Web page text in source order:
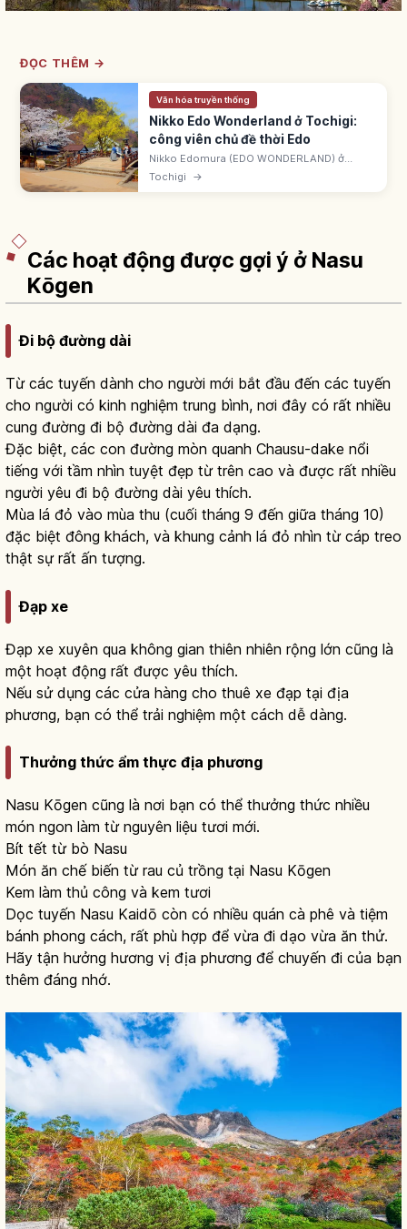
ĐỌC THÊM →
Văn hóa truyền thống
Nikko Edo Wonderland ở Tochigi:
công viên chủ đề thời Edo
Nikko Edomura (EDO WONDERLAND) ở
Tochigi là công viên chủ đề thời Edo. Tái
hiện phố thương nhân, dinh samurai, trạm
Tochigi →
Các hoạt động được gợi ý ở Nasu
Kōgen
Đi bộ đường dài
Từ các tuyến dành cho người mới bắt đầu đến các tuyến
cho người có kinh nghiệm trung bình, nơi đây có rất nhiều
cung đường đi bộ đường dài đa dạng.
Đặc biệt, các con đường mòn quanh Chausu-dake nổi
tiếng với tầm nhìn tuyệt đẹp từ trên cao và được rất nhiều
người yêu đi bộ đường dài yêu thích.
Mùa lá đỏ vào mùa thu (cuối tháng 9 đến giữa tháng 10)
đặc biệt đông khách, và khung cảnh lá đỏ nhìn từ cáp treo
thật sự rất ấn tượng.
Đạp xe
Đạp xe xuyên qua không gian thiên nhiên rộng lớn cũng là
một hoạt động rất được yêu thích.
Nếu sử dụng các cửa hàng cho thuê xe đạp tại địa
phương, bạn có thể trải nghiệm một cách dễ dàng.
Thưởng thức ẩm thực địa phương
Nasu Kōgen cũng là nơi bạn có thể thưởng thức nhiều
món ngon làm từ nguyên liệu tươi mới.
Bít tết từ bò Nasu
Món ăn chế biến từ rau củ trồng tại Nasu Kōgen
Kem làm thủ công và kem tươi
Dọc tuyến Nasu Kaidō còn có nhiều quán cà phê và tiệm
bánh phong cách, rất phù hợp để vừa đi dạo vừa ăn thử.
Hãy tận hưởng hương vị địa phương để chuyến đi của bạn
thêm đáng nhớ.